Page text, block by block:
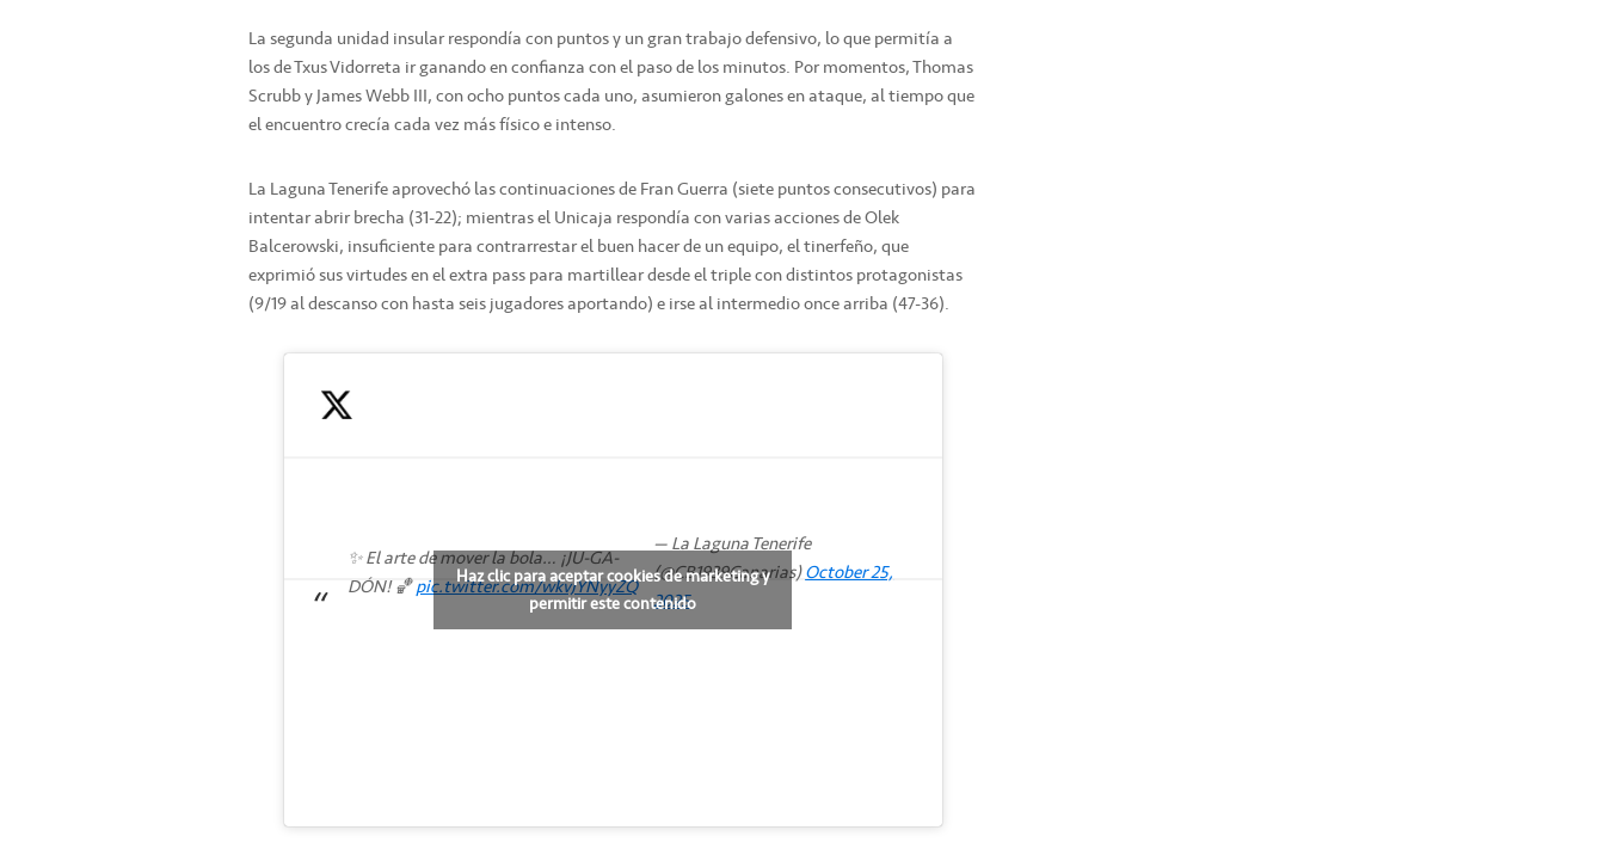
La segunda unidad insular respondía con puntos y un gran trabajo defensivo, lo que permitía a
los de Txus Vidorreta ir ganando en confianza con el paso de los minutos. Por momentos, Thomas
Scrubb y James Webb III, con ocho puntos cada uno, asumieron galones en ataque, al tiempo que
el encuentro crecía cada vez más físico e intenso.
La Laguna Tenerife aprovechó las continuaciones de Fran Guerra (siete puntos consecutivos) para
intentar abrir brecha (31-22); mientras el Unicaja respondía con varias acciones de Olek
Balcerowski, insuficiente para contrarrestar el buen hacer de un equipo, el tinerfeño, que
exprimió sus virtudes en el extra pass para martillear desde el triple con distintos protagonistas
(9/19 al descanso con hasta seis jugadores aportando) e irse al intermedio once arriba (47-36).
✨ El arte de mover la bola… ¡JU-GA-
DÓN! 🏀pic.twitter.com/wkvJYNyyZQ
— La Laguna Tenerife
(@CB1939Canarias)October 25,
2025
Haz clic para aceptar cookies de marketing y
permitir este contenido